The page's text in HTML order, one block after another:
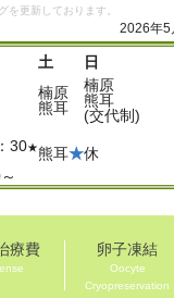
更新しております。
2026年5
土
日
楠原
熊耳
楠原
熊耳
(交代制)
30★熊耳★休
療費 卵子凍結
Oocyte
Cryopreservation